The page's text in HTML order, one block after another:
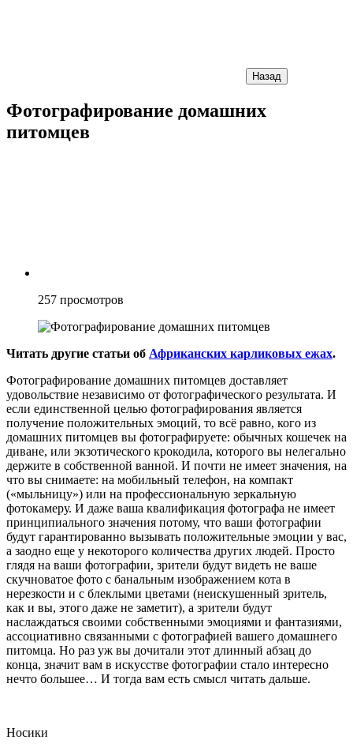
Назад
Фотографирование домашних
питомцев
257 просмотров
Читать другие статьи об Африканских карликовых ежах.
Фотографирование домашних питомцев доставляет
удовольствие независимо от фотографического результата. И
если единственной целью фотографирования является
получение положительных эмоций, то всё равно, кого из
домашних питомцев вы фотографируете: обычных кошечек на
диване, или экзотического крокодила, которого вы нелегально
держите в собственной ванной. И почти не имеет значения, на
что вы снимаете: на мобильный телефон, на компакт
(«мыльницу») или на профессиональную зеркальную
фотокамеру. И даже ваша квалификация фотографа не имеет
принципиального значения потому, что ваши фотографии
будут гарантированно вызывать положительные эмоции у вас,
а заодно еще у некоторого количества других людей. Просто
глядя на ваши фотографии, зрители будут видеть не ваше
скучноватое фото с банальным изображением кота в
нерезкости и с блеклыми цветами (неискушенный зритель,
как и вы, этого даже не заметит), а зрители будут
наслаждаться своими собственными эмоциями и фантазиями,
ассоциативно связанными с фотографией вашего домашнего
питомца. Но раз уж вы дочитали этот длинный абзац до
конца, значит вам в искусстве фотографии стало интересно
нечто большее… И тогда вам есть смысл читать дальше.
Носики